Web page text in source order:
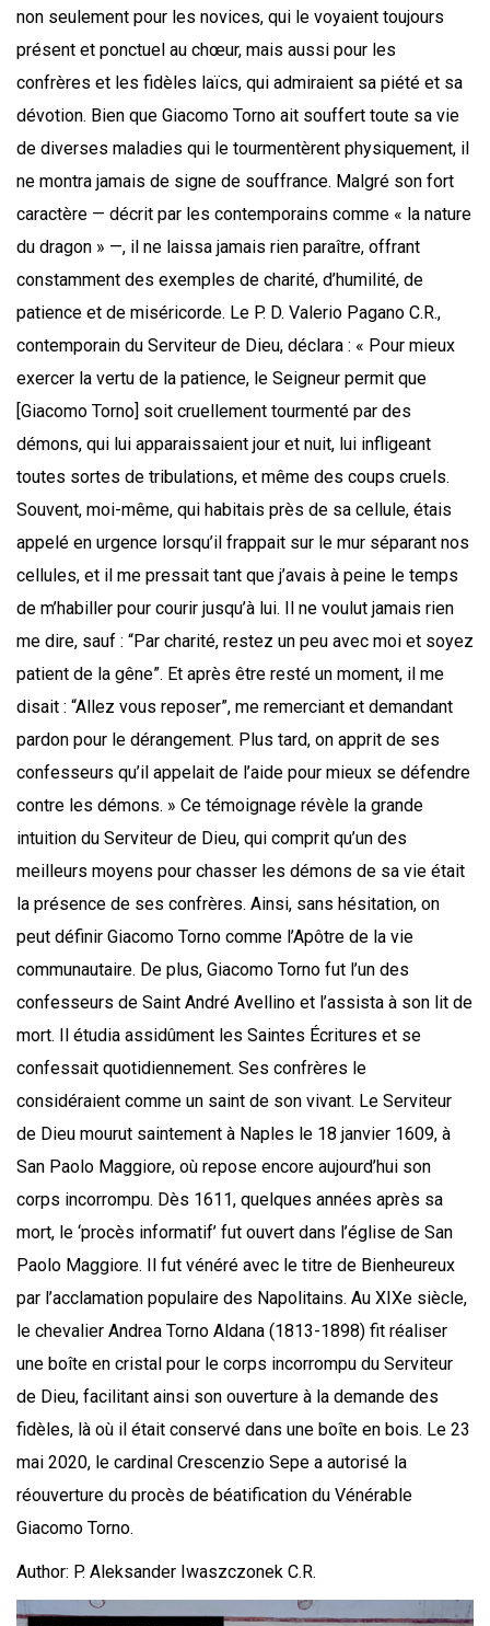
non seulement pour les novices, qui le voyaient toujours
présent et ponctuel au chœur, mais aussi pour les
confrères et les fidèles laïcs, qui admiraient sa piété et sa
dévotion. Bien que Giacomo Torno ait souffert toute sa vie
de diverses maladies qui le tourmentèrent physiquement, il
ne montra jamais de signe de souffrance. Malgré son fort
caractère — décrit par les contemporains comme « la nature
du dragon » —, il ne laissa jamais rien paraître, offrant
constamment des exemples de charité, d’humilité, de
patience et de miséricorde. Le P. D. Valerio Pagano C.R.,
contemporain du Serviteur de Dieu, déclara : « Pour mieux
exercer la vertu de la patience, le Seigneur permit que
[Giacomo Torno] soit cruellement tourmenté par des
démons, qui lui apparaissaient jour et nuit, lui infligeant
toutes sortes de tribulations, et même des coups cruels.
Souvent, moi-même, qui habitais près de sa cellule, étais
appelé en urgence lorsqu’il frappait sur le mur séparant nos
cellules, et il me pressait tant que j’avais à peine le temps
de m’habiller pour courir jusqu’à lui. Il ne voulut jamais rien
me dire, sauf : “Par charité, restez un peu avec moi et soyez
patient de la gêne”. Et après être resté un moment, il me
disait : “Allez vous reposer”, me remerciant et demandant
pardon pour le dérangement. Plus tard, on apprit de ses
confesseurs qu’il appelait de l’aide pour mieux se défendre
contre les démons. » Ce témoignage révèle la grande
intuition du Serviteur de Dieu, qui comprit qu’un des
meilleurs moyens pour chasser les démons de sa vie était
la présence de ses confrères. Ainsi, sans hésitation, on
peut définir Giacomo Torno comme l’Apôtre de la vie
communautaire. De plus, Giacomo Torno fut l’un des
confesseurs de Saint André Avellino et l’assista à son lit de
mort. Il étudia assidûment les Saintes Écritures et se
confessait quotidiennement. Ses confrères le
considéraient comme un saint de son vivant. Le Serviteur
de Dieu mourut saintement à Naples le 18 janvier 1609, à
San Paolo Maggiore, où repose encore aujourd’hui son
corps incorrompu. Dès 1611, quelques années après sa
mort, le ‘procès informatif’ fut ouvert dans l’église de San
Paolo Maggiore. Il fut vénéré avec le titre de Bienheureux
par l’acclamation populaire des Napolitains. Au XIXe siècle,
le chevalier Andrea Torno Aldana (1813-1898) fit réaliser
une boîte en cristal pour le corps incorrompu du Serviteur
de Dieu, facilitant ainsi son ouverture à la demande des
fidèles, là où il était conservé dans une boîte en bois. Le 23
mai 2020, le cardinal Crescenzio Sepe a autorisé la
réouverture du procès de béatification du Vénérable
Giacomo Torno.
Author: P. Aleksander Iwaszczonek C.R.